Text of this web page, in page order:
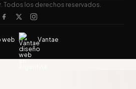
Todos los derechos reservados.
web Vantae